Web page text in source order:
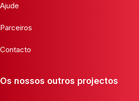
Ajude
Parceiros
Contacto
Os nossos outros projectos